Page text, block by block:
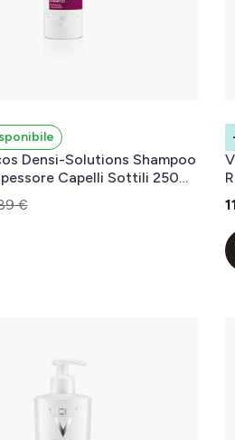
Densi-Solutions Shampoo
Capelli Sottili 250
€
carrello